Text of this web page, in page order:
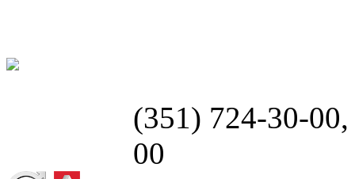
(351) 724-30-
00